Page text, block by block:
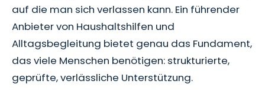
auf die man sich verlassen kann. Ein führender
Anbieter von Haushaltshilfen und
Alltagsbegleitung bietet genau das Fundament,
das viele Menschen benötigen: strukturierte,
geprüfte, verlässliche Unterstützung.